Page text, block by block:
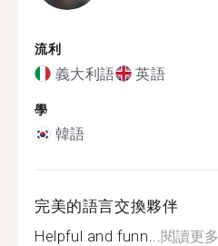
流利
義大利語 英語
學
韓語
完美的語言交換夥伴
Helpful and funn...閱讀更多